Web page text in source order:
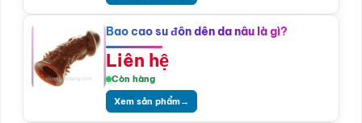
Bao cao su đôn dên da nâu là gì?
Liên hệ
Còn hàng
Xem sản phẩm→